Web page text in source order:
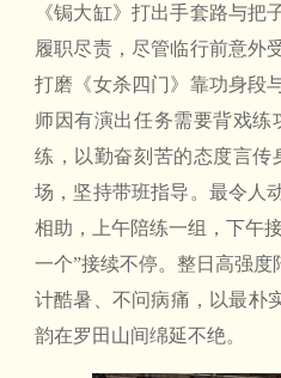
《锔大缸》打出手套路与
履职尽责，尽管临行前意外
打磨《女杀四门》靠功身段
师因有演出任务需要背戏
练，以勤奋刻苦的态度言
场，坚持带班指导。最令人
相助，上午陪练一组，下午
一个”接续不停。整日高强
计酷暑、不问病痛，以最朴
韵在罗田山间绵延不绝。